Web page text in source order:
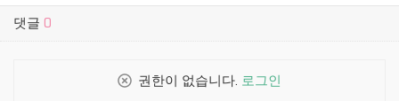
댓글 0
권한이 없습니다. 로그인